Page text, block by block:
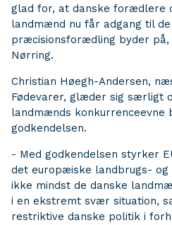
glad for, at danske forædlere
landmænd nu får adgang til
præcisionsforædling byder på,
Nørring.
Christian Høegh-Andersen,
Fødevarer, glæder sig særligt
landmænds konkurrenceevne
godkendelsen.
- Med godkendelsen styrker
det europæiske landbrugs-
ikke mindst de danske
i en ekstremt svær situation,
restriktive danske politik i